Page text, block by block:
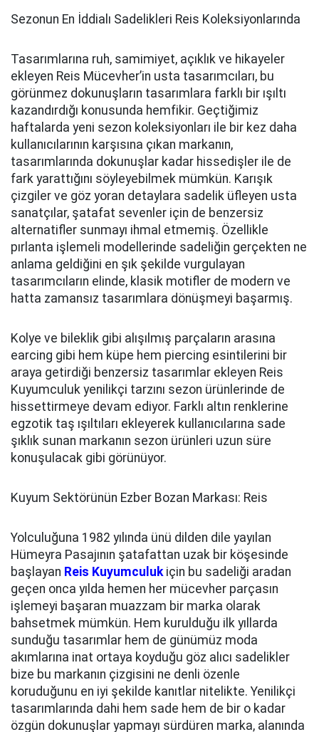
Sezonun En İddialı Sadelikleri Reis Koleksiyonlarında
Tasarımlarına ruh, samimiyet, açıklık ve hikayeler
ekleyen Reis Mücevher’in usta tasarımcıları, bu
görünmez dokunuşların tasarımlara farklı bir ışıltı
kazandırdığı konusunda hemfikir. Geçtiğimiz
haftalarda yeni sezon koleksiyonları ile bir kez daha
kullanıcılarının karşısına çıkan markanın,
tasarımlarında dokunuşlar kadar hissedişler ile de
fark yarattığını söyleyebilmek mümkün. Karışık
çizgiler ve göz yoran detaylara sadelik üfleyen usta
sanatçılar, şatafat sevenler için de benzersiz
alternatifler sunmayı ihmal etmemiş. Özellikle
pırlanta işlemeli modellerinde sadeliğin gerçekten ne
anlama geldiğini en şık şekilde vurgulayan
tasarımcıların elinde, klasik motifler de modern ve
hatta zamansız tasarımlara dönüşmeyi başarmış.
Kolye ve bileklik gibi alışılmış parçaların arasına
earcing gibi hem küpe hem piercing esintilerini bir
araya getirdiği benzersiz tasarımlar ekleyen Reis
Kuyumculuk yenilikçi tarzını sezon ürünlerinde de
hissettirmeye devam ediyor. Farklı altın renklerine
egzotik taş ışıltıları ekleyerek kullanıcılarına sade
şıklık sunan markanın sezon ürünleri uzun süre
konuşulacak gibi görünüyor.
Kuyum Sektörünün Ezber Bozan Markası: Reis
Yolculuğuna 1982 yılında ünü dilden dile yayılan
Hümeyra Pasajının şatafattan uzak bir köşesinde
başlayan Reis Kuyumculukiçin bu sadeliği aradan
geçen onca yılda hemen her mücevher parçasın
işlemeyi başaran muazzam bir marka olarak
bahsetmek mümkün. Hem kurulduğu ilk yıllarda
sunduğu tasarımlar hem de günümüz moda
akımlarına inat ortaya koyduğu göz alıcı sadelikler
bize bu markanın çizgisini ne denli özenle
koruduğunu en iyi şekilde kanıtlar nitelikte. Yenilikçi
tasarımlarında dahi hem sade hem de bir o kadar
özgün dokunuşlar yapmayı sürdüren marka, alanında